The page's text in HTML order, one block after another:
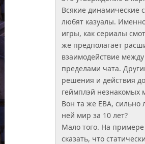
Всякие динамические
любят казуалы.
игры, как сериалы
же предполагает
взаимодействие
пределами чата.
решения и действия
геймплэй незнакомых
Вон та же ЕВА, сильно
ней мир за 10 лет?
Мало того. На
сказать, что